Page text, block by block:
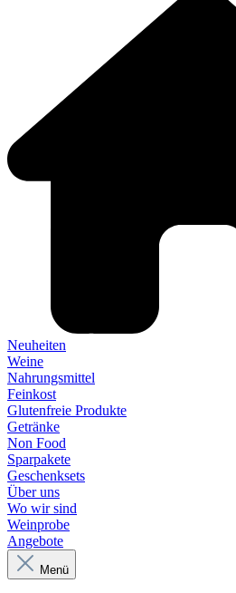
Neuheiten
Weine
Nahrungsmittel
Feinkost
Glutenfreie Produkte
Getränke
Non Food
Sparpakete
Geschenksets
Über uns
Wo wir sind
Weinprobe
Angebote
Menü